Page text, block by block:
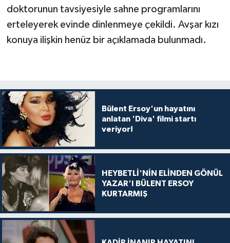
doktorunun tavsiyesiyle sahne programlarını
erteleyerek evinde dinlenmeye çekildi. Avşar kızı
konuya ilişkin henüz bir açıklamada bulunmadı.
Bülent Ersoy'un hayatını
anlatan 'Diva' filmi startı
veriyor!
HEYBETLİ'NİN ELİNDEN GÖNÜL
YAZAR'I BÜLENT ERSOY
KURTARMIŞ